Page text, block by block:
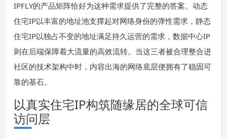
IPFLY的产品矩阵恰好为这种需求提供了完整的答案。动态
住宅IP以丰富的地址池支撑起对网络身份的弹性需求，静态
住宅IP以独占不变的地址满足持久运营的需求，数据中心IP
则在后端保障着大流量的高效流转。当这三者被合理整合进
社区的技术架构中时，内容出海的网络底层便拥有了稳固可
靠的基石。
以真实住宅IP构筑随缘居的全球可信
访问层